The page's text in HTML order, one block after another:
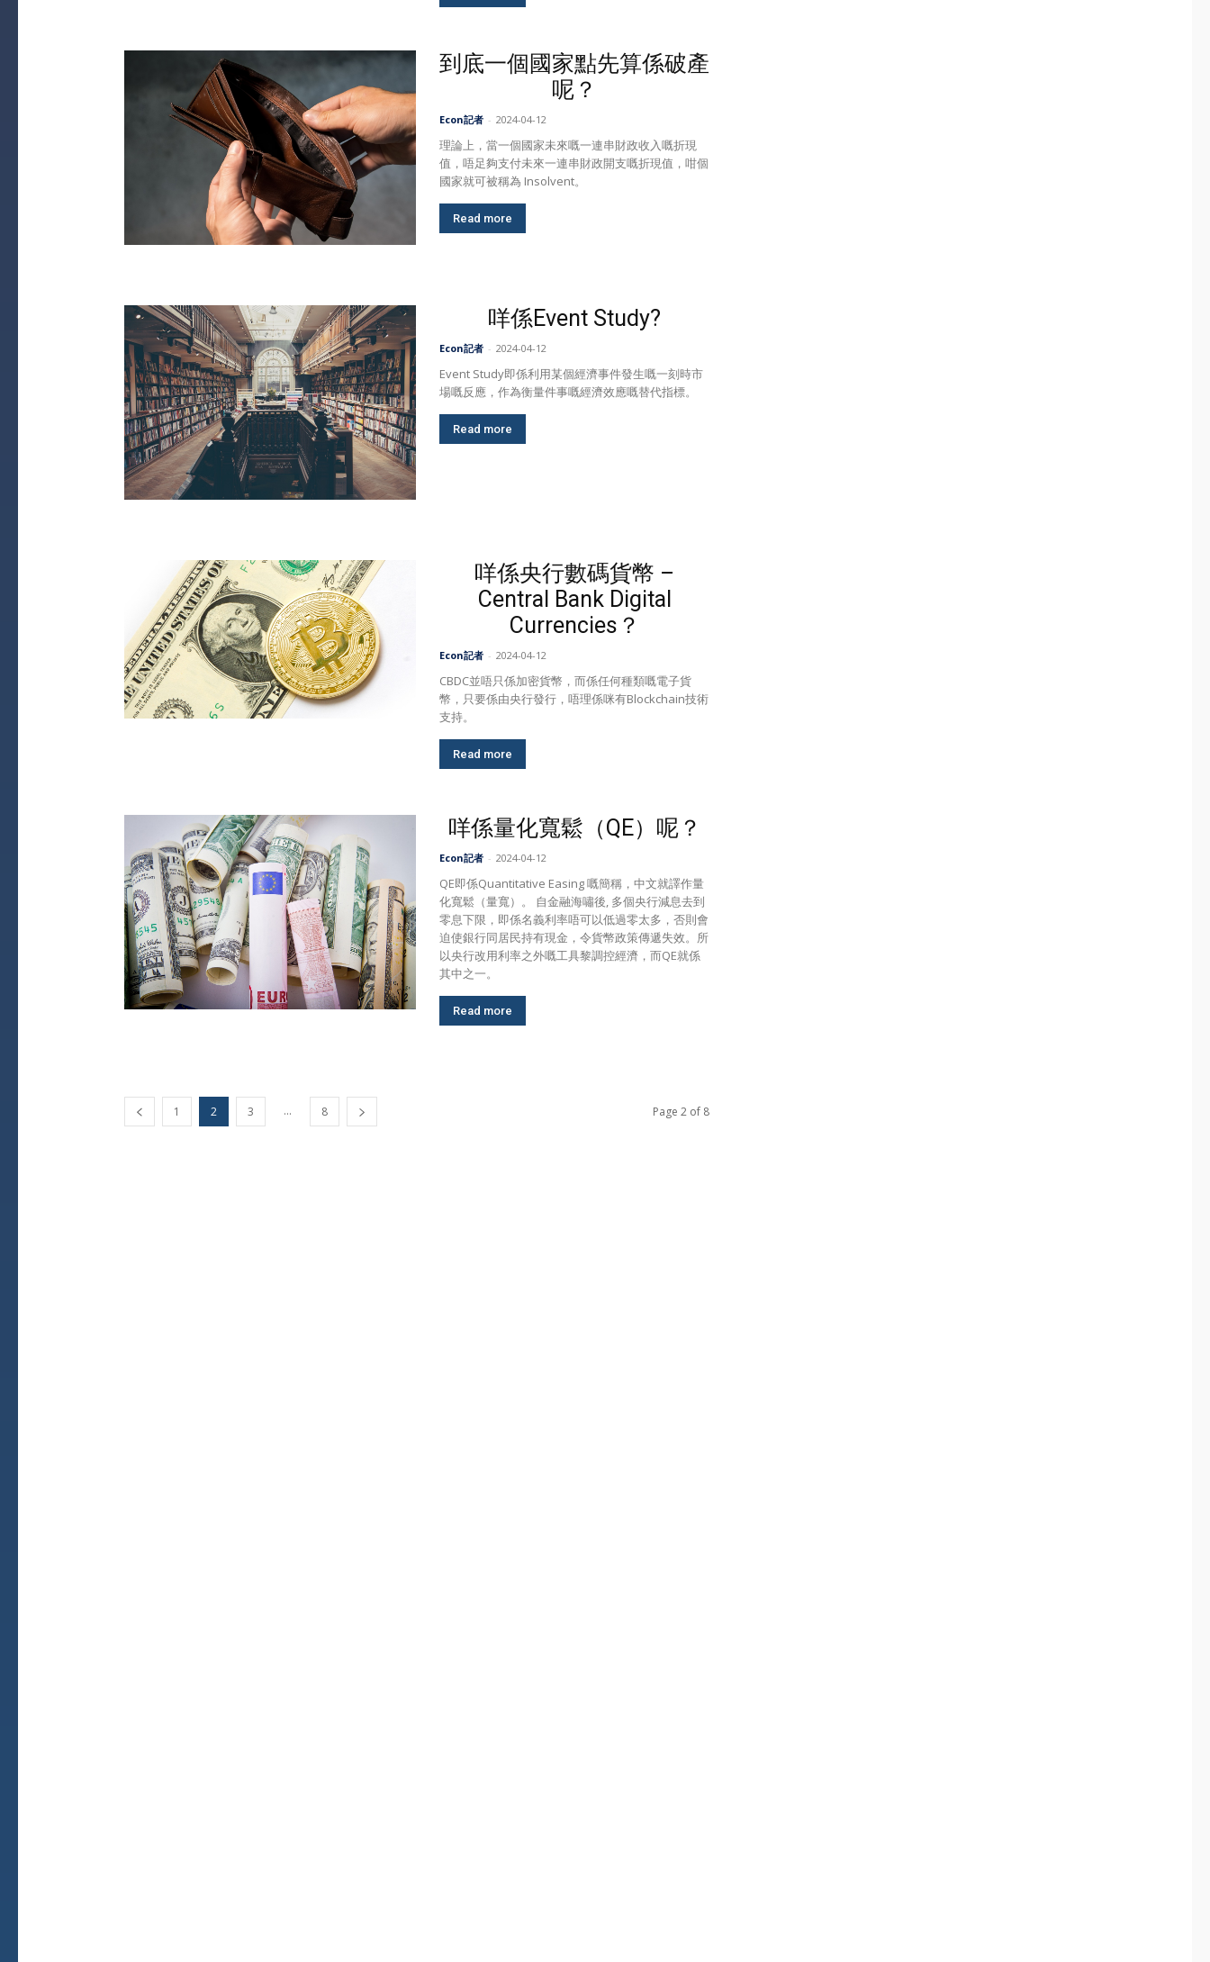
到底一個國家點先算係破產
呢？
Econ記者 - 2024-04-12
理論上，當一個國家未來嘅一連串財政收入嘅折現
值，唔足夠支付未來一連串財政開支嘅折現­值，咁個
國家就可被稱為 Insolvent。
Read more
咩係Event Study?
Econ記者 - 2024-04-12
Event Study即係利用某個經濟事件發生嘅一刻時市
場嘅反應，作為衡量件事嘅經濟效應嘅替代指標。
Read more
咩係央行數碼貨幣 –
Central Bank Digital
Currencies？
Econ記者 - 2024-04-12
CBDC並唔只係加密貨幣，而係任何種類嘅電子貨
幣，只要係由央行發行，唔理係咪有Blockchain技術
支持。
Read more
咩係量化寬鬆（QE）呢？
Econ記者 - 2024-04-12
QE即係Quantitative Easing 嘅簡稱，中文就譯作量
化寬鬆（量寬）。 自金融海嘯後, 多個央行減息去到
零息下限，即係名義利率唔可以低過零太多，否則會
迫使銀行同居民持有現金，令貨幣政策傳遞失效。所
以央行改用利率之外嘅工具黎調控經濟，而QE就係
其中之一。
Read more
1 2 3 ... 8 Page 2 of 8